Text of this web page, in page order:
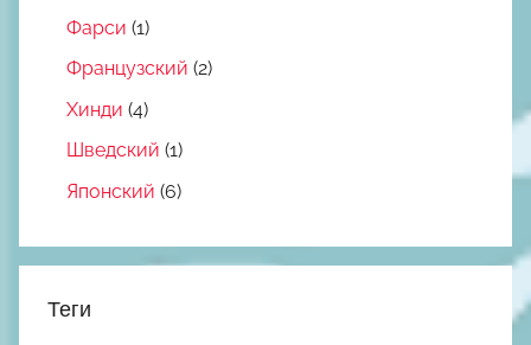
Фарси (1)
Французский (2)
Хинди (4)
Шведский (1)
Японский (6)
Теги